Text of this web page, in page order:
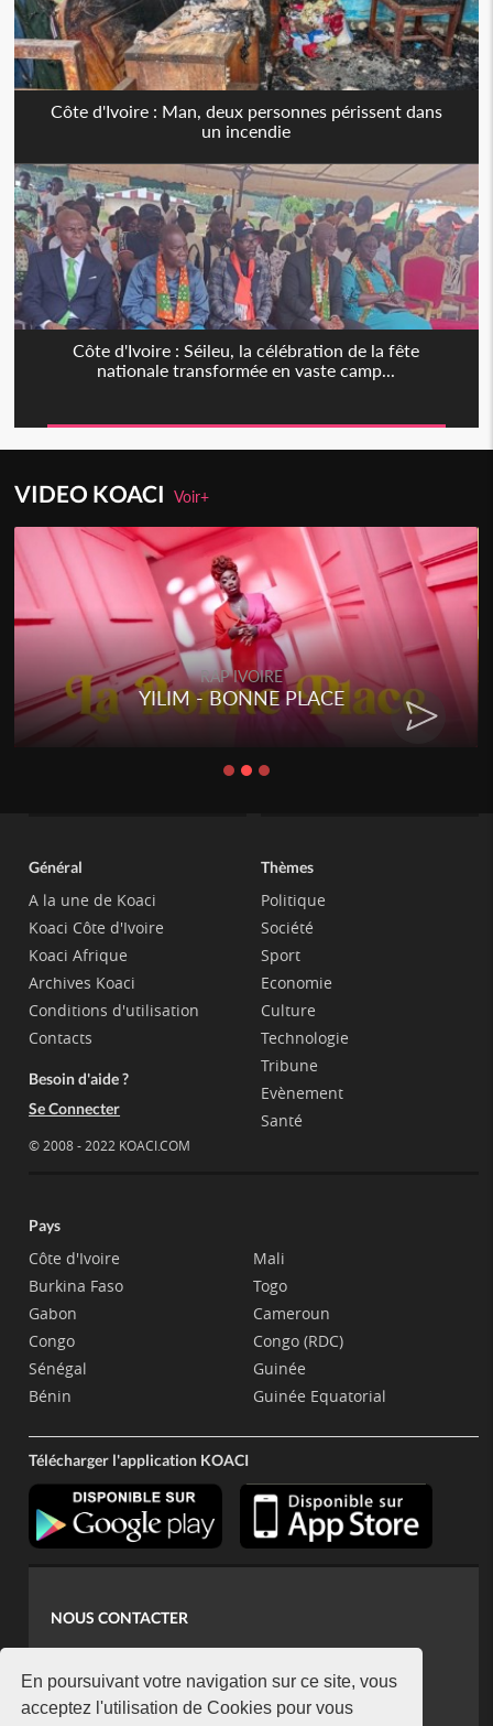
En poursuivant votre navigation sur ce site, vous
acceptez l'utilisation de Cookies pour vous
Côte d'Ivoire : Man, deux personnes périssent dans
un incendie
Côte d'Ivoire : Séileu, la célébration de la fête
nationale transformée en vaste camp...
VIDEO KOACIVoir+
RAP IVOIRE
YILIM - BONNE PLACE
Général
A la une de Koaci
Koaci Côte d'Ivoire
Koaci Afrique
Archives Koaci
Conditions d'utilisation
Contacts
Besoin d'aide ?
Se Connecter
© 2008 - 2022 KOACI.COM
Thèmes
Politique
Société
Sport
Economie
Culture
Technologie
Tribune
Evènement
Santé
Pays
Côte d'Ivoire
Burkina Faso
Gabon
Congo
Sénégal
Bénin
Mali
Togo
Cameroun
Congo (RDC)
Guinée
Guinée Equatorial
Télécharger l'application KOACI
NOUS CONTACTER
koaci@yahoo.fr
+225 07 08 85 52 93